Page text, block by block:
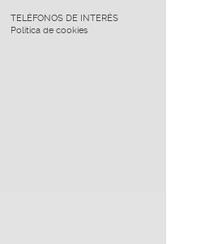
TELÉFONOS DE INTERÉS
Política de cookies